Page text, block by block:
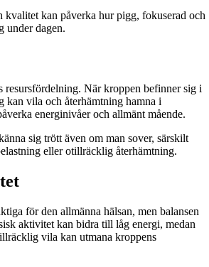
kvalitet kan påverka hur pigg, fokuserad och
under dagen.
resursfördelning. När kroppen befinner sig i
kan vila och återhämtning hamna i
energinivåer och allmänt mående.
sig trött även om man sover, särskilt
eller otillräcklig återhämtning.
för den allmänna hälsan, men balansen
aktivitet kan bidra till låg energi, medan
vila kan utmana kroppens